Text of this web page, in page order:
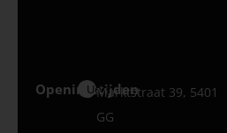
Openingstijden
Uden
Marktstraat 39, 5401
GG